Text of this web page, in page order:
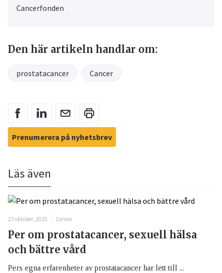
Cancerfonden
Den här artikeln handlar om:
prostatacancer Cancer
Prenumerera på nyhetsbrev
Läs även
23 oktober, 2025 Cancer
Per om prostatacancer, sexuell hälsa
och bättre vård
Pers egna erfarenheter av prostatacancer har lett till ...